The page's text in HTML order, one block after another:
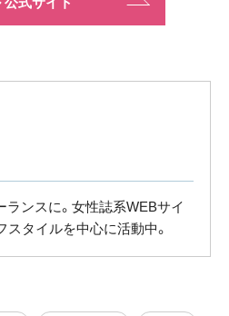
ンスに。女性誌系WEBサイ
スタイルを中心に活動中。